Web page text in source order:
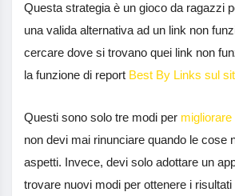
Questa strategia è un gioco da ragazzi
una valida alternativa ad un link non
cercare dove si trovano quei link non
la funzione di report Best By Links sul
Questi sono solo tre modi per
non devi mai rinunciare quando le cose
aspetti. Invece, devi solo adottare un
trovare nuovi modi per ottenere i risultati